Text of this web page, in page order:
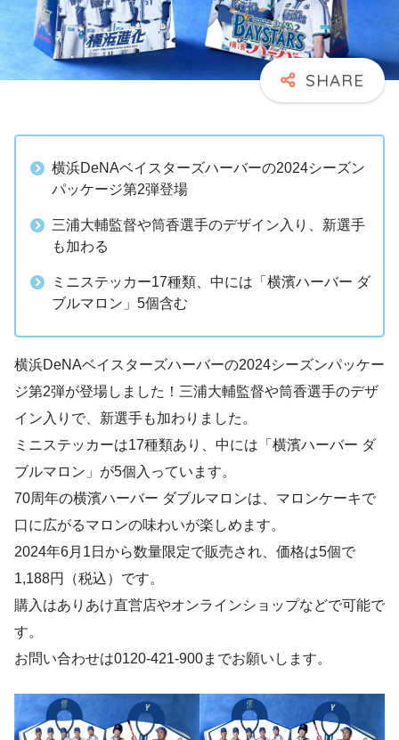
横浜DeNAベイスターズハーバーの2024シーズン
パッケージ第2弾登場
三浦大輔監督や筒香選手のデザイン入り、新選手
も加わる
ミニステッカー17種類、中には「横濱ハーバー ダ
ブルマロン」5個含む
横浜DeNAベイスターズハーバーの2024シーズンパッケー
ジ第2弾が登場しました！三浦大輔監督や筒香選手のデザ
イン入りで、新選手も加わりました。
ミニステッカーは17種類あり、中には「横濱ハーバー ダ
ブルマロン」が5個入っています。
70周年の横濱ハーバー ダブルマロンは、マロンケーキで
口に広がるマロンの味わいが楽しめます。
2024年6月1日から数量限定で販売され、価格は5個で
1,188円（税込）です。
購入はありあけ直営店やオンラインショップなどで可能で
す。
お問い合わせは0120-421-900までお願いします。